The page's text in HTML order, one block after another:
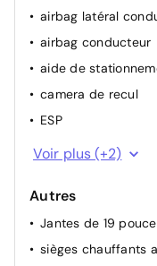
airbag latéral
airbag conducteur
aide de
camera de recul
ESP
airbag passager
Voir plus (+2)
Autres
Jantes de 19
sièges chauffants